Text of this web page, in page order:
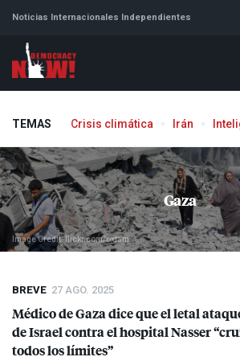
Noticias Internacionales Independientes
TEMAS Crisis climática Irán
Gaza
Image Credit: flickr.com/oxfam
BREVE 27 AGO. 2025
Médico de Gaza dice que el letal
de Israel contra el hospital Nasser
todos los límites”